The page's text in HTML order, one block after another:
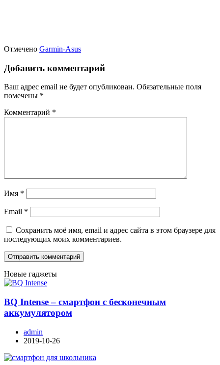
Отмечено Garmin-Asus
Добавить комментарий
Ваш адрес email не будет опубликован. Обязательные поля
помечены *
Комментарий *
Имя *
Email *
Сохранить моё имя, email и адрес сайта в этом браузере для
последующих моих комментариев.
Новые гаджеты
BQ Intense – смартфон с бесконечным
аккумулятором
admin
2019-10-26